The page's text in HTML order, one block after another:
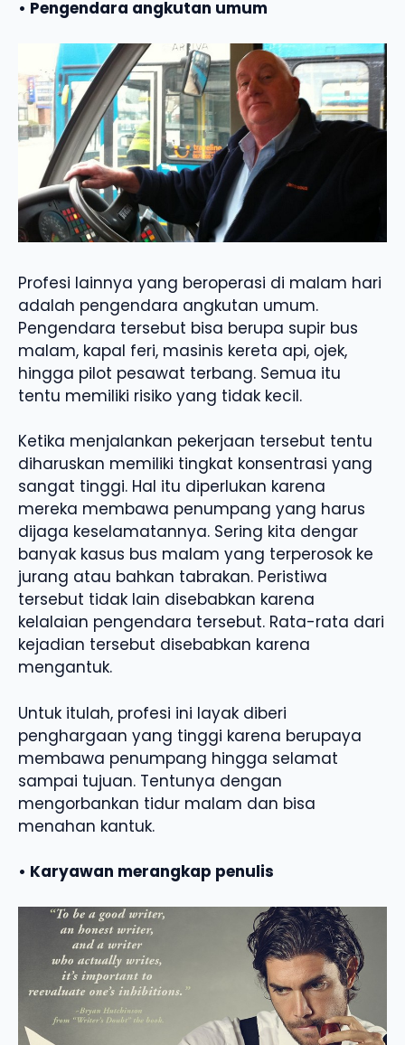
• Pengendara angkutan umum
Profesi lainnya yang beroperasi di malam hari
adalah pengendara angkutan umum.
Pengendara tersebut bisa berupa supir bus
malam, kapal feri, masinis kereta api, ojek,
hingga pilot pesawat terbang. Semua itu
tentu memiliki risiko yang tidak kecil.
Ketika menjalankan pekerjaan tersebut tentu
diharuskan memiliki tingkat konsentrasi yang
sangat tinggi. Hal itu diperlukan karena
mereka membawa penumpang yang harus
dijaga keselamatannya. Sering kita dengar
banyak kasus bus malam yang terperosok ke
jurang atau bahkan tabrakan. Peristiwa
tersebut tidak lain disebabkan karena
kelalaian pengendara tersebut. Rata-rata dari
kejadian tersebut disebabkan karena
mengantuk.
Untuk itulah, profesi ini layak diberi
penghargaan yang tinggi karena berupaya
membawa penumpang hingga selamat
sampai tujuan. Tentunya dengan
mengorbankan tidur malam dan bisa
menahan kantuk.
• Karyawan merangkap penulis